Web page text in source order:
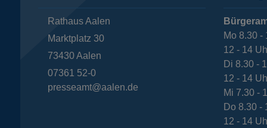
Rathaus Aalen
Marktplatz 30
73430 Aalen
07361 52-0
presseamt@aalen.de
Mo 8.30 -
12 - 14
Di 8.30 -
12 - 14
Mi 7.30 -
Do 8.30 -
12 - 14